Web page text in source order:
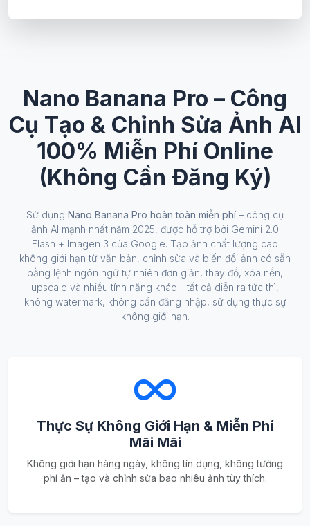
Nano Banana Pro – Công
Cụ Tạo & Chỉnh Sửa Ảnh AI
100% Miễn Phí Online
(Không Cần Đăng Ký)
Sử dụng Nano Banana Pro hoàn toàn miễn phí – công cụ
ảnh AI mạnh nhất năm 2025, được hỗ trợ bởi Gemini 2.0
Flash + Imagen 3 của Google. Tạo ảnh chất lượng cao
không giới hạn từ văn bản, chỉnh sửa và biến đổi ảnh có sẵn
bằng lệnh ngôn ngữ tự nhiên đơn giản, thay đồ, xóa nền,
upscale và nhiều tính năng khác – tất cả diễn ra tức thì,
không watermark, không cần đăng nhập, sử dụng thực sự
không giới hạn.
Thực Sự Không Giới Hạn & Miễn Phí
Mãi Mãi
Không giới hạn hàng ngày, không tín dụng, không tường
phí ẩn – tạo và chỉnh sửa bao nhiêu ảnh tùy thích.